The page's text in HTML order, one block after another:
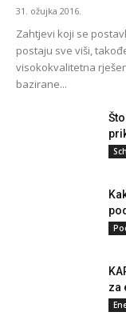
31. ožujka 2016.
Zahtjevi koji se
postaju sve viši,
visokokvalitetna
bazirane...
za